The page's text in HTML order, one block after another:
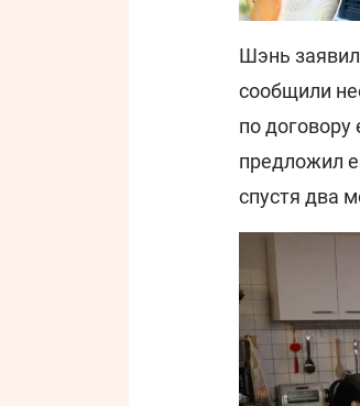
Шэнь
сообщили
по договору
предложил
спустя два